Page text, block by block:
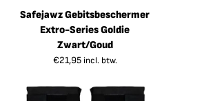
Safejawz Gebitsbeschermer
Extro-Series Goldie
Zwart/Goud
€21,95 incl. btw.